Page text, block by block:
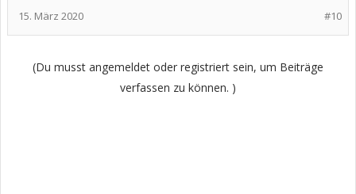
#10
15. März 2020
(Du musst angemeldet oder registriert sein, um Beiträge
verfassen zu können. )